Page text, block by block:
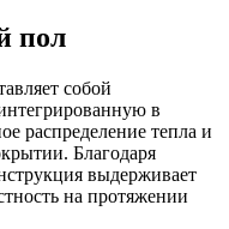
пол
собой
в
распределение тепла и
Благодаря
выдерживает
на протяжении